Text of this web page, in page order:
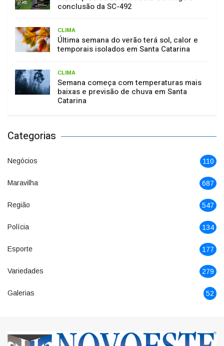
conclusão da SC-492
CLIMA
Última semana do verão terá sol, calor e
temporais isolados em Santa Catarina
CLIMA
Semana começa com temperaturas mais
baixas e previsão de chuva em Santa
Catarina
Categorias
Negócios 110
Maravilha 687
Região 547
Polícia 134
Esporte 177
Variedades 279
Galerias 52